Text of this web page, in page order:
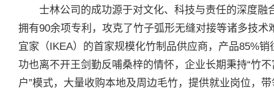
士林公司的成功源于对文化、科技与责任的深度融
拥有90余项专利，攻克了竹子弧形无缝对接等诸多技
宜家（IKEA）的首家规模化竹制品供应商，产品85%
功也离不开王剑勤反哺桑梓的情怀，企业长期秉持“竹
户”模式，大量收购本地及周边毛竹，提供就业岗位，